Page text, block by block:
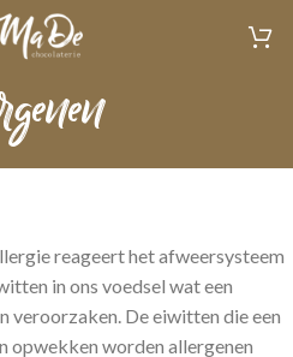
reageert het afweersysteem
in ons voedsel wat een
veroorzaken. De eiwitten die een
opwekken worden allergenen